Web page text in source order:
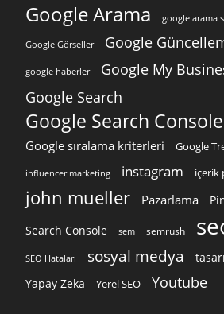
Google Arama google arama
Google Görseller Google
google haberler Google My
Google Search
Google Search Console
Google sıralama kriterleri Google
influencer marketing instagram içerik
john mueller Pazarlama
Search Console sem semrush
SEO Hataları sosyal medya
Yapay Zeka Yerel SEO Youtube